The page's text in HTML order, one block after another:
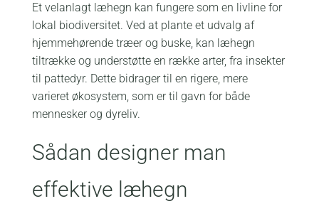
Et velanlagt læhegn kan fungere som en livline for
lokal biodiversitet. Ved at plante et udvalg af
hjemmehørende træer og buske, kan læhegn
tiltrække og understøtte en række arter, fra insekter
til pattedyr. Dette bidrager til en rigere, mere
varieret økosystem, som er til gavn for både
mennesker og dyreliv.
Sådan designer man
effektive læhegn